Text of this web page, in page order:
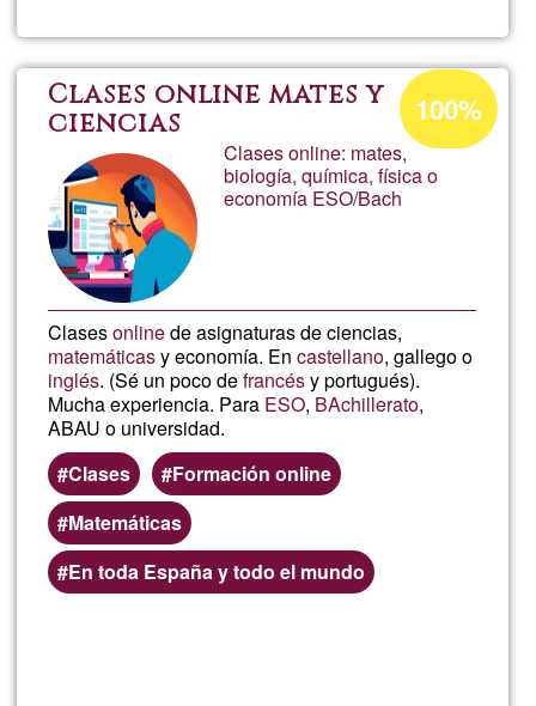
Alex
Clases online mates y
ciencias
Clases online: mates,
biología, química, física o
economía ESO/Bach
Clasesonlinede asignaturas de ciencias,
matemáticasy economía. Encastellano, gallego o
inglés. (Sé un poco defrancésy portugués).
Mucha experiencia. Para ESO, BAchillerato,
ABAU o universidad.
Clases
Formación online
Matemáticas
En toda España y todo el mundo
Porcentaje
de
aceptación
de
100%